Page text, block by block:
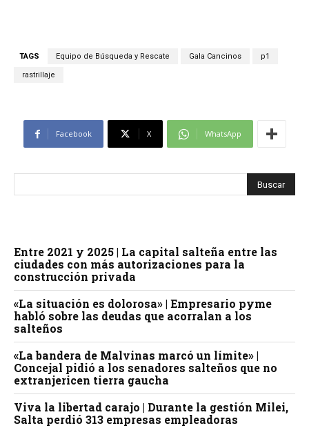
TAGS Equipo de Búsqueda y Rescate Gala Cancinos p1
rastrillaje
Facebook X WhatsApp
Entre 2021 y 2025 | La capital salteña entre las
ciudades con más autorizaciones para la
construcción privada
«La situación es dolorosa» | Empresario pyme
habló sobre las deudas que acorralan a los
salteños
«La bandera de Malvinas marcó un límite» |
Concejal pidió a los senadores salteños que no
extranjericen tierra gaucha
Viva la libertad carajo | Durante la gestión Milei,
Salta perdió 313 empresas empleadoras